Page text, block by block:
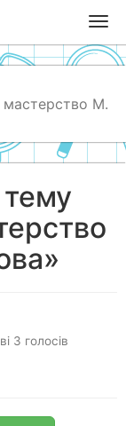
T
o
g
l
n
a
g
a
мастерство М.
3 голосів